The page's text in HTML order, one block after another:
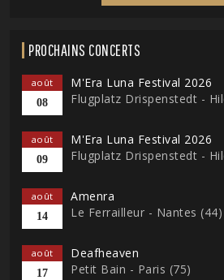
PROCHAINS CONCERTS
août
08
M'Era Luna Festival 2026
Flugplatz Drispenstedt -
août
09
M'Era Luna Festival 2026
Flugplatz Drispenstedt -
août
14
Amenra
Le Ferrailleur - Nantes (44)
août
17
Deafheaven
Petit Bain - Paris (75)